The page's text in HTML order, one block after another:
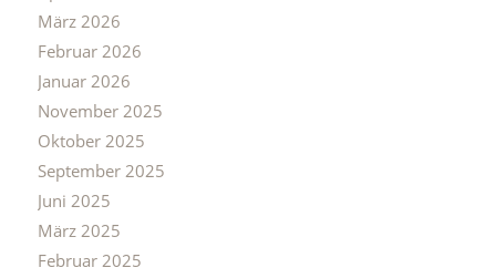
März 2026
Februar 2026
Januar 2026
November 2025
Oktober 2025
September 2025
Juni 2025
März 2025
Februar 2025